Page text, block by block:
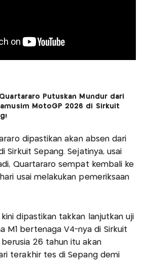
Putuskan Mundur dari
MotoGP 2026 di Sirkuit
dipastikan akan absen dari
Sirkuit Sepang. Sejatinya, usai
Quartararo sempat kembali ke
usai melakukan pemeriksaan
kini dipastikan takkan lanjutkan uji
M1 bertenaga V4-nya di Sirkuit
26 tahun itu akan
terakhir tes di Sepang demi